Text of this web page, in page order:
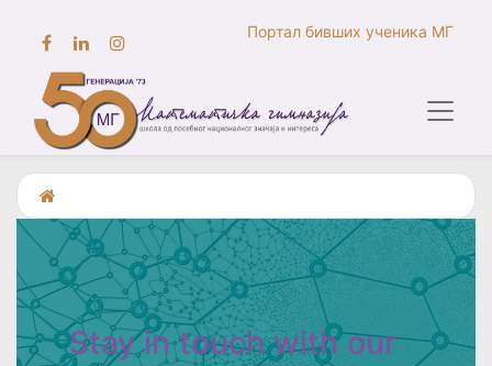
Портал бивших ученика МГ
Stay in touch with our